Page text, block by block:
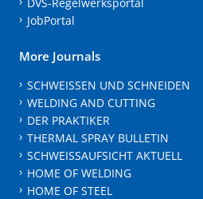
JobPortal
More Journals
SCHWEISSEN UND SCHNEIDEN
WELDING AND CUTTING
DER PRAKTIKER
THERMAL SPRAY BULLETIN
SCHWEISSAUFSICHT AKTUELL
HOME OF WELDING
HOME OF STEEL